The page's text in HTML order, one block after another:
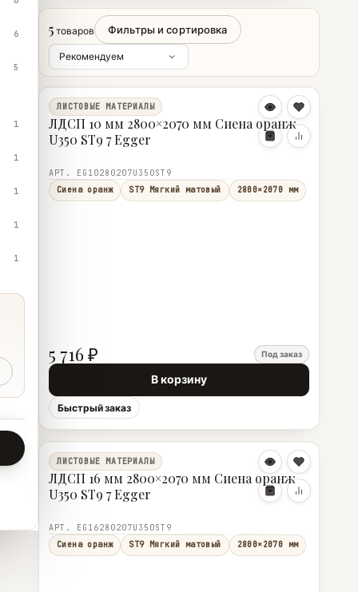
6
5
1
1
1
1
1
5 товаров Фильтры и сортировка
ЛИСТОВЫЕ МАТЕРИАЛЫ
ЛДСП 10 мм 2800×2070 мм Сиена оранж
U350 ST9 7 Egger
АРТ. EG10280207U350ST9
Сиена оранж
ST9 Мягкий матовый 2800×2070 мм
5 716 ₽ Под заказ
В корзину
Быстрый заказ
ЛИСТОВЫЕ МАТЕРИАЛЫ
ЛДСП 16 мм 2800×2070 мм Сиена оранж
U350 ST9 7 Egger
АРТ. EG16280207U350ST9
Сиена оранж
ST9 Мягкий матовый 2800×2070 мм